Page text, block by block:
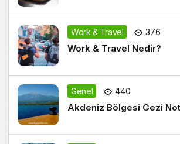
Work & Travel 376
Work & Travel Nedir?
Genel 440
Akdeniz Bölgesi Gezi